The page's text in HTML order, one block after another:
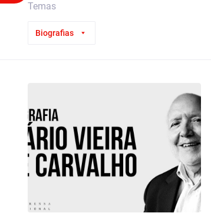
Temas
Biografias